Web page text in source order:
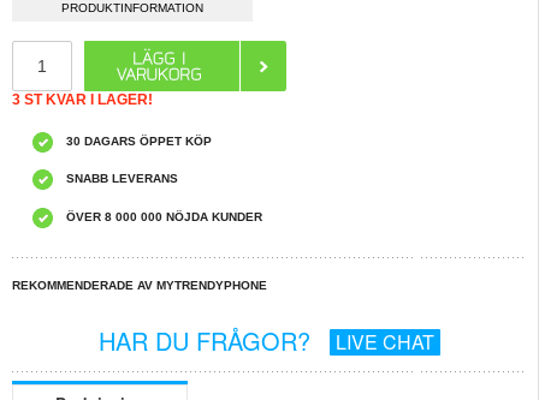
PRODUKTINFORMATION
3 ST KVAR I LAGER!
30 DAGARS ÖPPET KÖP
SNABB LEVERANS
ÖVER 8 000 000 NÖJDA KUNDER
REKOMMENDERADE AV MYTRENDYPHONE
HAR DU FRÅGOR? LIVE CHAT